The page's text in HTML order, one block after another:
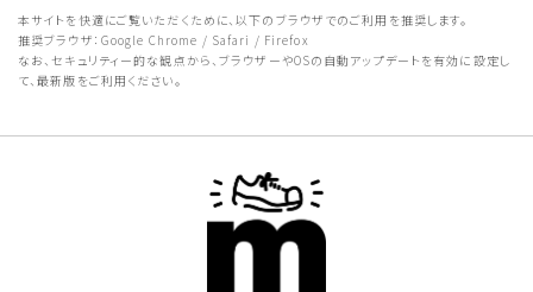
本サイトを快適にご覧いただくために、以下のブラウザでのご利用を推奨します。
推奨ブラウザ：Google Chrome / Safari / Firefox
なお、セキュリティー的な観点から、ブラウザーやOSの自動アップデートを有効に設定し
て、最新版をご利用ください。